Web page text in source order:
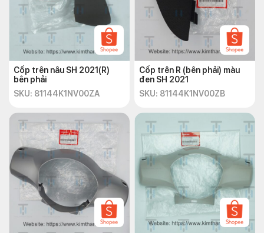
Cốp trên nâu SH 2021(R)
bên phải
SKU: 81144K1NV00ZA
Cốp trên R (bên phải) màu
đen SH 2021
SKU: 81144K1NV00ZB